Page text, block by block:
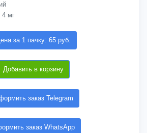
4 мг
за 1 пачку: 65 руб.
Добавить в корзину
заказ Telegram
заказ WhatsApp